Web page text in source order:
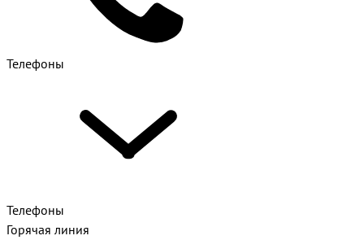
Телефоны
Телефоны
Горячая линия